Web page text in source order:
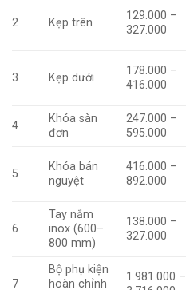
2 Kẹp trên
129.000 –
327.000
3 Kẹp dưới
178.000 –
416.000
4
Khóa sàn
đơn
247.000 –
595.000
5
Khóa bán
nguyệt
416.000 –
892.000
6
Tay nắm
inox (600–
800 mm)
138.000 –
327.000
7
Bộ phụ kiện
hoàn chỉnh
1.981.000 –